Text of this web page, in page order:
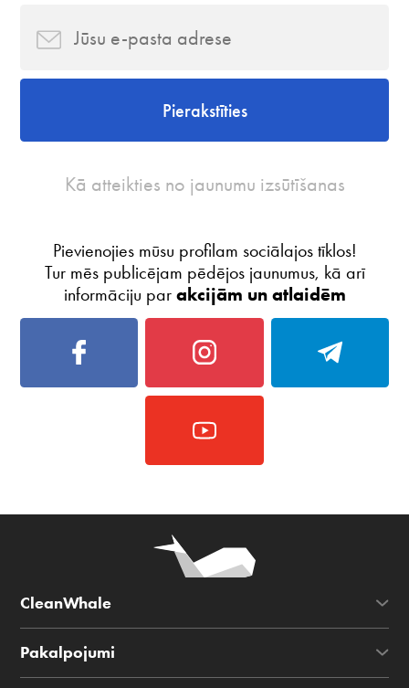
Pierakstīties
Kā atteikties no jaunumu izsūtīšanas
Pievienojies mūsu profilam sociālajos tīklos!
Tur mēs publicējam pēdējos jaunumus, kā arī
informāciju par akcijām un atlaidēm
CleanWhale
Pakalpojumi